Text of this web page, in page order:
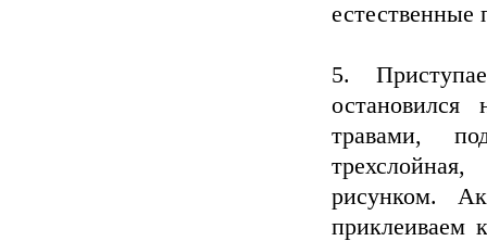
естественные
5.
травами,
рисунком.
приклеиваем